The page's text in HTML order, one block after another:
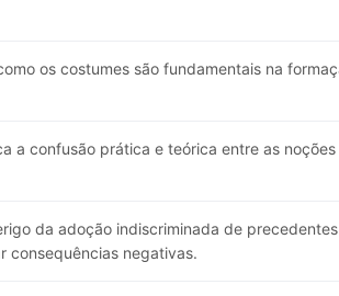
os costumes são fundamentais na
a confusão prática e teórica entre as
da adoção indiscriminada de
consequências negativas.